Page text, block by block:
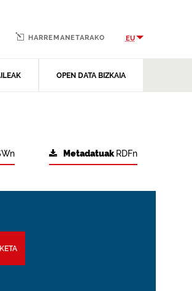
OPEN DATA BIZKAIA
HARREMANETARAKO EU
Metadatuak RDFn